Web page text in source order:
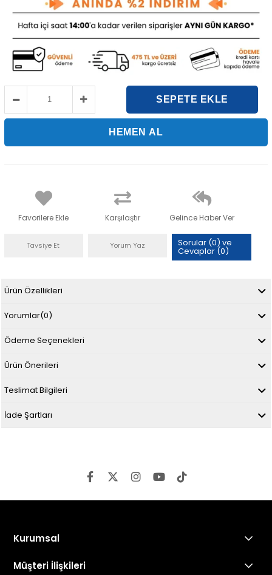
Favorilere Ekle Karşılaştır Gelince Haber Ver
Tavsiye Et Yorum Yaz Sorular (0) ve
Cevaplar (0)
Ürün Özellikleri
Yorumlar(0)
Ödeme Seçenekleri
Ürün Önerileri
Teslimat Bilgileri
İade Şartları
Kurumsal
Müşteri İlişkileri